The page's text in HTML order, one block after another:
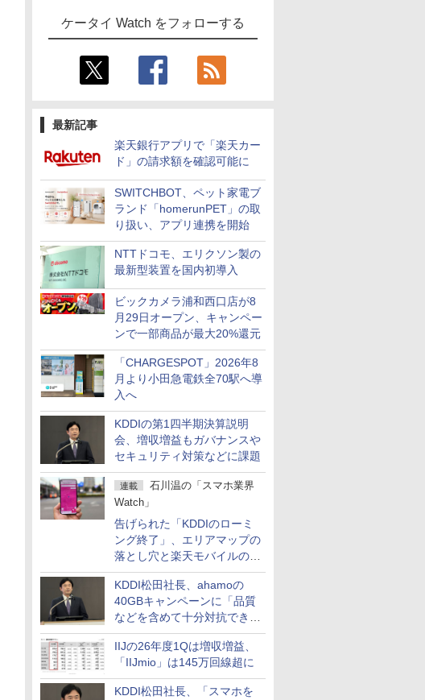
ケータイ Watch をフォローする
最新記事
楽天銀行アプリで「楽天カー
ド」の請求額を確認可能に
SWITCHBOT、ペット家電ブ
ランド「homerunPET」の取
り扱い、アプリ連携を開始
NTTドコモ、エリクソン製の
最新型装置を国内初導入
ビックカメラ浦和西口店が8
月29日オープン、キャンペー
ンで一部商品が最大20%還元
「CHARGESPOT」2026年8
月より小田急電鉄全70駅へ導
入へ
KDDIの第1四半期決算説明
会、増収増益もガバナンスや
セキュリティ対策などに課題
連載
石川温の「スマホ業界
Watch」
告げられた「KDDIのローミ
ング終了」、エリアマップの
落とし穴と楽天モバイルの課
題
KDDI松田社長、ahamoの
40GBキャンペーンに「品質
などを含めて十分対抗でき
る」
IIJの26年度1Qは増収増益、
「IIJmio」は145万回線超に
KDDI松田社長、「スマホを